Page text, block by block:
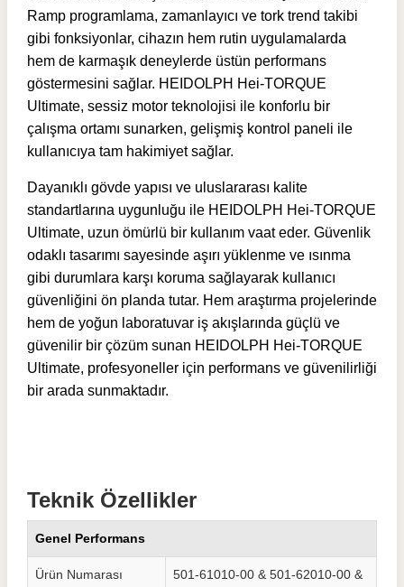
Ramp programlama, zamanlayıcı ve tork trend takibi
gibi fonksiyonlar, cihazın hem rutin uygulamalarda
hem de karmaşık deneylerde üstün performans
göstermesini sağlar. HEIDOLPH Hei-TORQUE
Ultimate, sessiz motor teknolojisi ile konforlu bir
çalışma ortamı sunarken, gelişmiş kontrol paneli ile
kullanıcıya tam hakimiyet sağlar.
Dayanıklı gövde yapısı ve uluslararası kalite
standartlarına uygunluğu ile HEIDOLPH Hei-TORQUE
Ultimate, uzun ömürlü bir kullanım vaat eder. Güvenlik
odaklı tasarımı sayesinde aşırı yüklenme ve ısınma
gibi durumlara karşı koruma sağlayarak kullanıcı
güvenliğini ön planda tutar. Hem araştırma projelerinde
hem de yoğun laboratuvar iş akışlarında güçlü ve
güvenilir bir çözüm sunan HEIDOLPH Hei-TORQUE
Ultimate, profesyoneller için performans ve güvenilirliği
bir arada sunmaktadır.
Teknik Özellikler
Genel Performans
Ürün Numarası
501-61010-00 & 501-62010-00 &